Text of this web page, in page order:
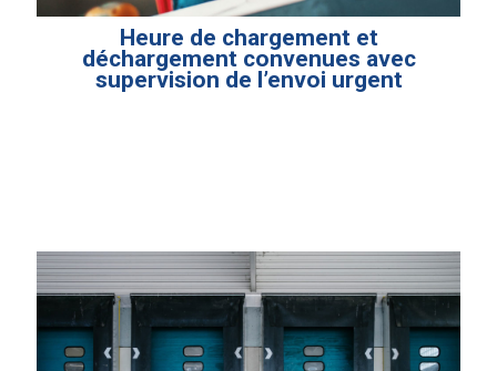
Heure de chargement et
déchargement convenues avec
supervision de l’envoi urgent